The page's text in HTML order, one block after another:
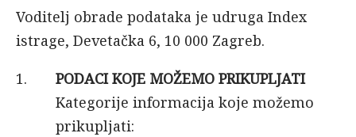
Voditelj obrade podataka je udruga Index
istrage, Devetačka 6, 10 000 Zagreb.
PODACI KOJE MOŽEMO PRIKUPLJATI
Kategorije informacija koje možemo
prikupljati: